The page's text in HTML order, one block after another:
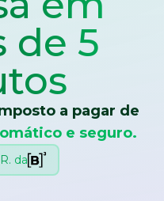
de 5
a pagar de
e seguro.
da